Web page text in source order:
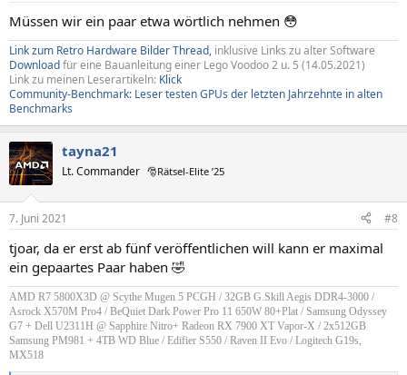
Müssen wir ein paar etwa wörtlich nehmen 😳
Link zum Retro Hardware Bilder Thread, inklusive Links zu alter Software
Downloadfür eine Bauanleitung einer Lego Voodoo 2 u. 5 (14.05.2021)
Link zu meinen Leserartikeln: Klick
Community-Benchmark: Leser testen GPUs der letzten Jahrzehnte in alten
Benchmarks
tayna21
Lt. Commander 🎅Rätsel-Elite ’25
7. Juni 2021 #8
tjoar, da er erst ab fünf veröffentlichen will kann er maximal
ein gepaartes Paar haben 🤣
AMD R7 5800X3D @ Scythe Mugen 5 PCGH / 32GB G.Skill Aegis DDR4-3000 /
Asrock X570M Pro4 / BeQuiet Dark Power Pro 11 650W 80+Plat / Samsung Odyssey
G7 + Dell U2311H @ Sapphire Nitro+ Radeon RX 7900 XT Vapor-X / 2x512GB
Samsung PM981 + 4TB WD Blue / Edifier S550 / Raven II Evo / Logitech G19s,
MX518